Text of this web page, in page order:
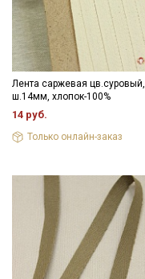
Лента саржевая цв.суровый,
ш.14мм, хлопок-100%
14 руб.
Только онлайн-заказ